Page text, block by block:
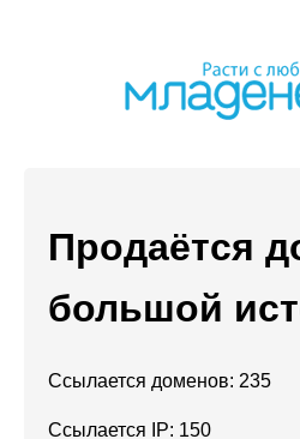
Продаётся
большой
Ссылается доменов: 235
Ссылается IP: 150